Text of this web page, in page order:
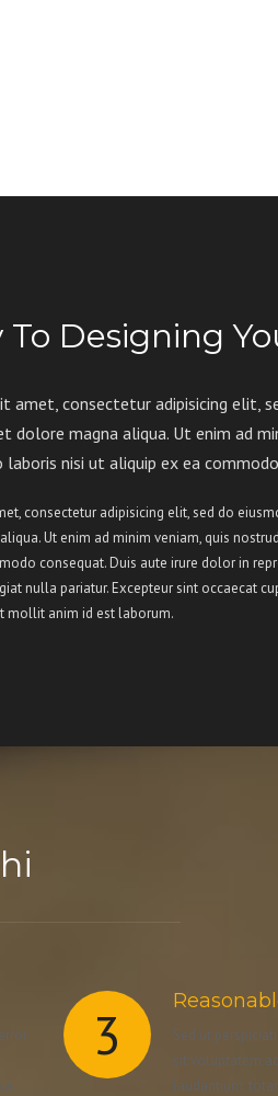
To Designing
amet, consectetur adipisicing elit,
dolore magna aliqua. Ut enim ad
nisi ut aliquip ex ea
consectetur adipisicing elit, sed do
Ut enim ad minim veniam, quis
consequat. Duis aute irure dolor in
nulla pariatur. Excepteur sint occaecat
mollit anim id est laborum.
3
Sed ut
sit voluptatem
laudantium,